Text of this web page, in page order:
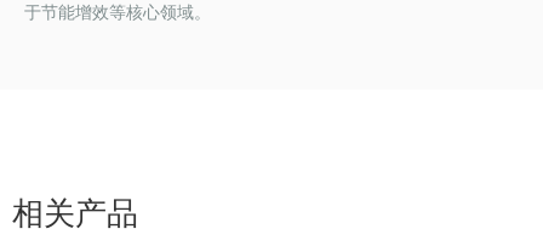
于节能增效等核心领域。
相关产品